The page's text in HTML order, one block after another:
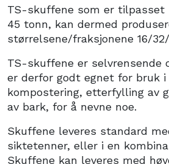
TS-skuffene som er tilpasset
45 tonn, kan dermed
størrelsene/fraksjonene 16/
TS-skuffene er selvrensende
er derfor godt egnet for bruk
kompostering, etterfylling av
av bark, for å nevne noe.
Skuffene leveres standard
siktetenner, eller i en
Skuffene kan leveres med